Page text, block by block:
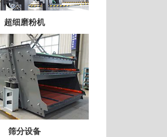
超细磨粉机
筛分设备